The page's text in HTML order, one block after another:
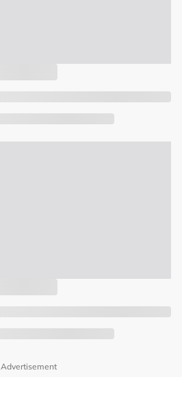
Advertisement